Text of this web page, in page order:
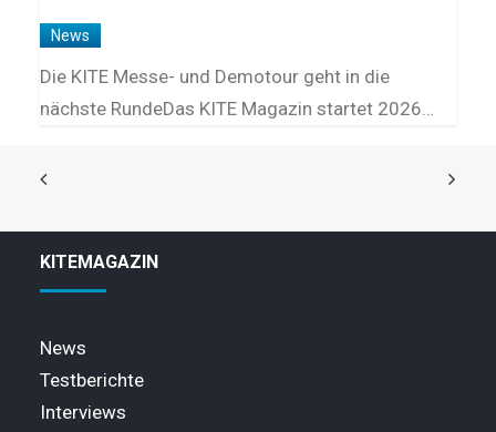
News
Die KITE Messe- und Demotour geht in die
nächste RundeDas KITE Magazin startet 2026…
KITEMAGAZIN
News
Testberichte
Interviews